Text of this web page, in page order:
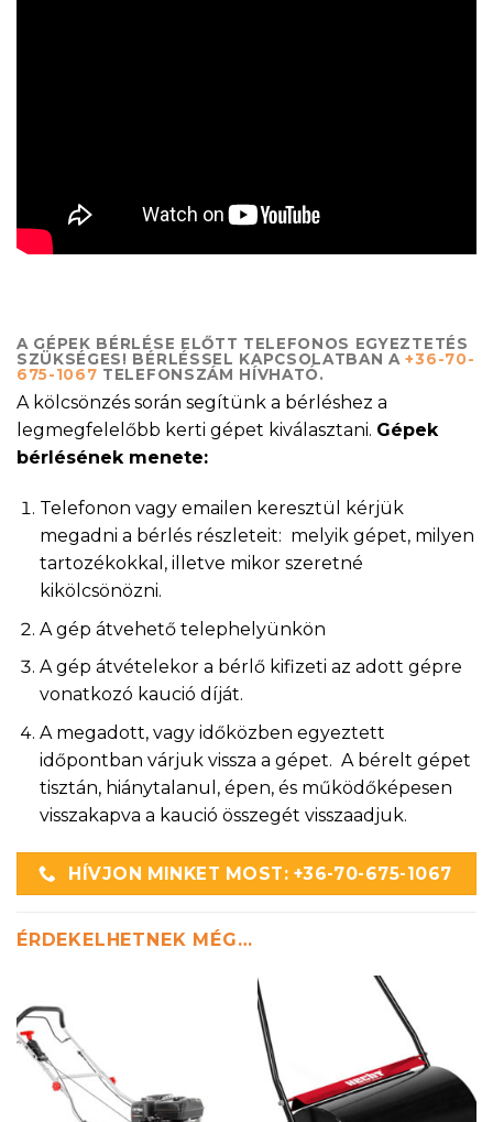
A GÉPEK BÉRLÉSE ELŐTT TELEFONOS EGYEZTETÉS
SZÜKSÉGES! BÉRLÉSSEL KAPCSOLATBAN A+36-70-
675-1067 TELEFONSZÁM HÍVHATÓ.
A kölcsönzés során segítünk a bérléshez a
legmegfelelőbb kerti gépet kiválasztani. Gépek
bérlésének menete:
Telefonon vagy emailen keresztül kérjük
megadni a bérlés részleteit: melyik gépet, milyen
tartozékokkal, illetve mikor szeretné
kikölcsönözni.
A gép átvehető telephelyünkön
A gép átvételekor a bérlő kifizeti az adott gépre
vonatkozó kaució díját.
A megadott, vagy időközben egyeztett
időpontban várjuk vissza a gépet. A bérelt gépet
tisztán, hiánytalanul, épen, és működőképesen
visszakapva a kaució összegét visszaadjuk.
HÍVJON MINKET MOST: +36-70-675-1067
ÉRDEKELHETNEK MÉG…